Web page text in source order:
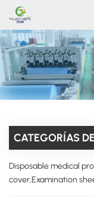
CATEGORÍAS
Disposable medical
cover,Examination